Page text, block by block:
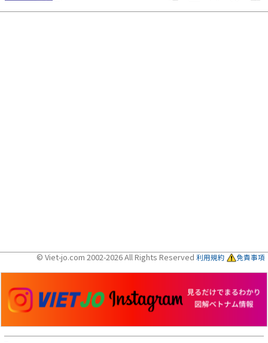
© Viet-jo.com 2002-2026 All Rights Reserved 利用規約 免責事項